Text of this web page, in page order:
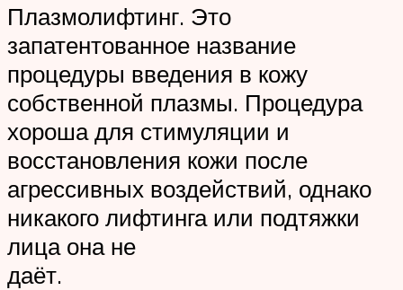
Плазмолифтинг. Это
запатентованное название
процедуры введения в кожу
собственной плазмы. Процедура
хороша для стимуляции и
восстановления кожи после
агрессивных воздействий, однако
никакого лифтинга или подтяжки
лица она не
даёт.